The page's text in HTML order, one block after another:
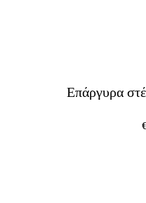
Επάργυρα